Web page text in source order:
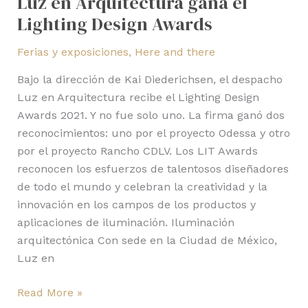
Lighting Design Awards
Ferias y exposiciones, Here and there
Bajo la dirección de Kai Diederichsen, el despacho
Luz en Arquitectura recibe el Lighting Design
Awards 2021. Y no fue solo uno. La firma ganó dos
reconocimientos: uno por el proyecto Odessa y otro
por el proyecto Rancho CDLV. Los LIT Awards
reconocen los esfuerzos de talentosos diseñadores
de todo el mundo y celebran la creatividad y la
innovación en los campos de los productos y
aplicaciones de iluminación. Iluminación
arquitectónica Con sede en la Ciudad de México,
Luz en
Read More »